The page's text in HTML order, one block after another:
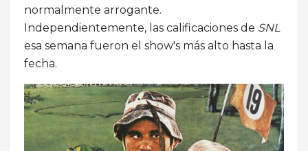
normalmente arrogante.
Independientemente, las calificaciones de SNL
esa semana fueron el show's más alto hasta la
fecha.